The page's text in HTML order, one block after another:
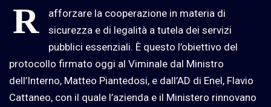
R
afforzare la cooperazione in materia di
sicurezza e di legalità a tutela dei servizi
pubblici essenziali. È questo l’obiettivo del
protocollo firmato oggi al Viminale dal Ministro
dell’Interno, Matteo Piantedosi, e dall’AD di Enel, Flavio
Cattaneo, con il quale l’azienda e il Ministero rinnovano